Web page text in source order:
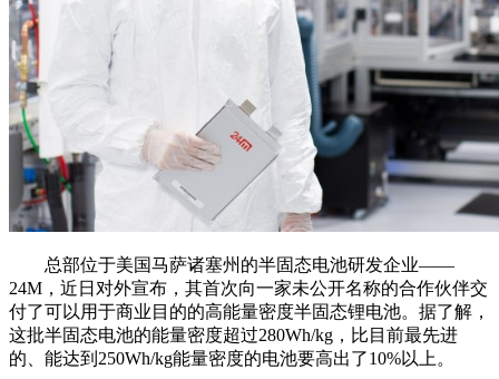
总部位于美国马萨诸塞州的半固态电池研发企业——
24M，近日对外宣布，其首次向一家未公开名称的合作伙伴交
付了可以用于商业目的的高能量密度半固态锂电池。据了解，
这批半固态电池的能量密度超过280Wh/kg，比目前最先进
的、能达到250Wh/kg能量密度的电池要高出了10%以上。